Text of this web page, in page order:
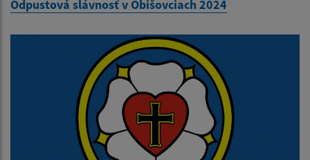
Odpustová slávnosť v Obišovciach 2024